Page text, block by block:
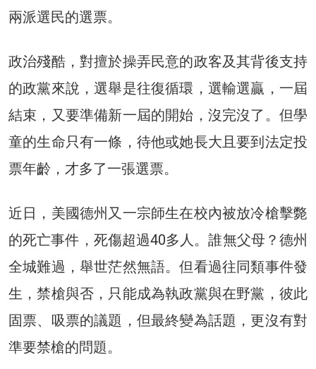
兩派選民的選票。
政治殘酷，對擅於操弄民意的政客及其背後支持
的政黨來說，選舉是往復循環，選輸選贏，一屆
結束，又要準備新一屆的開始，沒完沒了。但學
童的生命只有一條，待他或她長大且要到法定投
票年齡，才多了一張選票。
近日，美國德州又一宗師生在校內被放冷槍擊斃
的死亡事件，死傷超過40多人。誰無父母？德州
全城難過，舉世茫然無語。但看過往同類事件發
生，禁槍與否，只能成為執政黨與在野黨，彼此
固票、吸票的議題，但最終變為話題，更沒有對
準要禁槍的問題。